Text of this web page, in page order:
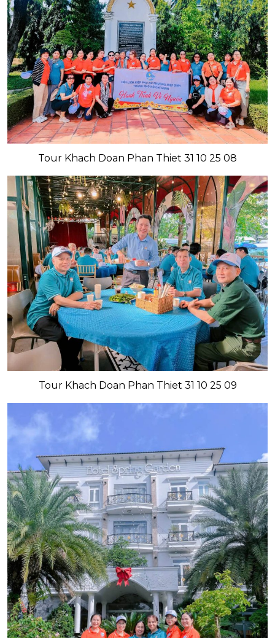
Tour Khach Doan Phan Thiet 31 10 25 08
Tour Khach Doan Phan Thiet 31 10 25 09